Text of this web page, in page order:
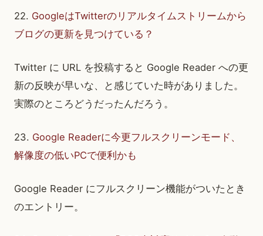
22. GoogleはTwitterのリアルタイムストリームから
ブログの更新を見つけている？
Twitter に URL を投稿すると Google Reader への更
新の反映が早いな、と感じていた時がありました。
実際のところどうだったんだろう。
23. Google Readerに今更フルスクリーンモード、
解像度の低いPCで便利かも
Google Reader にフルスクリーン機能がついたとき
のエントリー。